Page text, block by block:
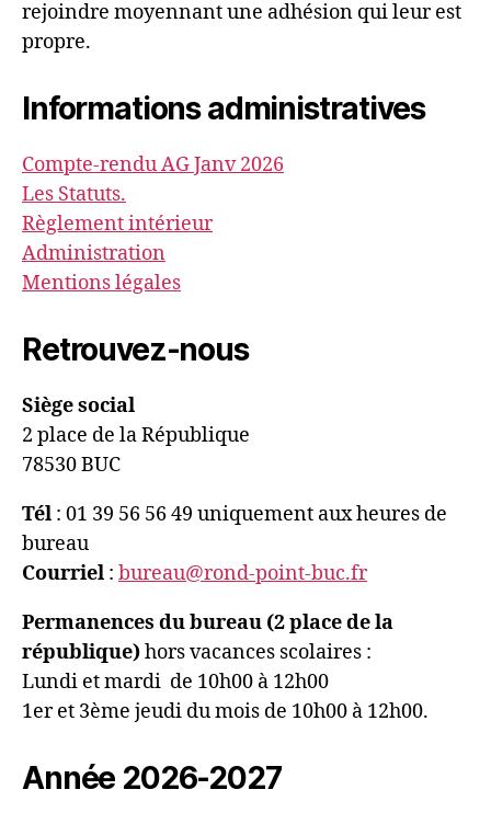
rejoindre moyennant une adhésion qui leur est
propre.
Informations administratives
Compte-rendu AG Janv 2026
Les Statuts.
Règlement intérieur
Administration
Mentions légales
Retrouvez-nous
Siège social
2 place de la République
78530 BUC
Tél : 01 39 56 56 49 uniquement aux heures de
bureau
Courriel : bureau@rond-point-buc.fr
Permanences du bureau (2 place de la
république)hors vacances scolaires :
Lundi et mardi de 10h00 à 12h00
1er et 3ème jeudi du mois de 10h00 à 12h00.
Année 2026-2027